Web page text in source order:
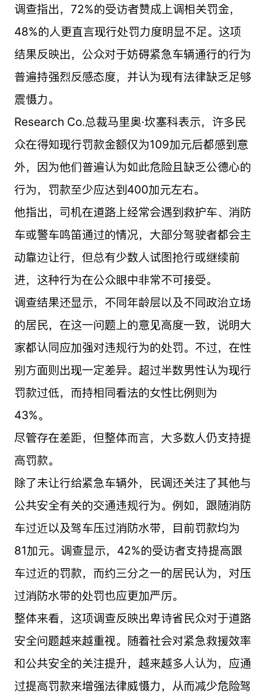
调查指出，72%的受访者赞成上调相关罚金，
48%的人更直言现行处罚力度明显不足。这项
结果反映出，公众对于妨碍紧急车辆通行的行为
普遍持强烈反感态度，并认为现有法律缺乏足够
震慑力。
Research Co.总裁马里奥·坎塞科表示，许多民
众在得知现行罚款金额仅为109加元后都感到意
外，因为他们普遍认为如此危险且缺乏公德心的
行为，罚款至少应达到400加元左右。
他指出，司机在道路上经常会遇到救护车、消防
车或警车鸣笛通过的情况，大部分驾驶者都会主
动靠边让行，但总有少数人试图抢行或继续前
进，这种行为在公众眼中非常不可接受。
调查结果还显示，不同年龄层以及不同政治立场
的居民，在这一问题上的意见高度一致，说明大
家都认同应加强对违规行为的处罚。不过，在性
别方面则出现一定差异。超过半数男性认为现行
罚款过低，而持相同看法的女性比例则为
43%。
尽管存在差距，但整体而言，大多数人仍支持提
高罚款。
除了未让行给紧急车辆外，民调还关注了其他与
公共安全有关的交通违规行为。例如，跟随消防
车过近以及驾车压过消防水带，目前罚款均为
81加元。调查显示，42%的受访者支持提高跟
车过近的罚款，而约三分之一的居民认为，对压
过消防水带的处罚也应更加严厉。
整体来看，这项调查反映出卑诗省民众对于道路
安全问题越来越重视。随着社会对紧急救援效率
和公共安全的关注提升，越来越多人认为，应通
过提高罚款来增强法律威慑力，从而减少危险驾